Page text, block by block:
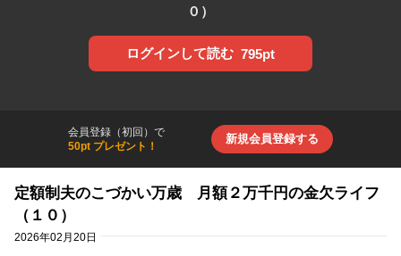
０）
ログインして読む 795pt
会員登録（初回）で
50pt プレゼント！
新規会員登録する
定額制夫のこづかい万歳 月額２万千円の金欠ライフ
（１０）
2026年02月20日